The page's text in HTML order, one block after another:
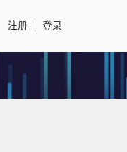
注册 登录